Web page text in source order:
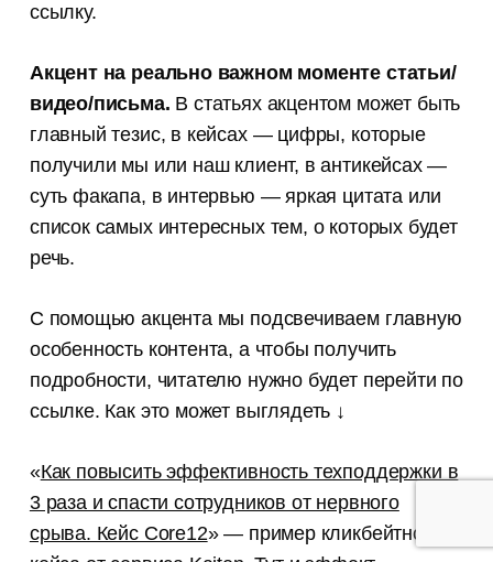
ссылку.
Акцент на реально важном моменте статьи/
видео/письма. В статьях акцентом может быть
главный тезис, в кейсах — цифры, которые
получили мы или наш клиент, в антикейсах —
суть факапа, в интервью — яркая цитата или
список самых интересных тем, о которых будет
речь.
С помощью акцента мы подсвечиваем главную
особенность контента, а чтобы получить
подробности, читателю нужно будет перейти по
ссылке. Как это может выглядеть ↓
«Как повысить эффективность техподдержки в
3 раза и спасти сотрудников от нервного
срыва. Кейс Core12» — пример кликбейтного